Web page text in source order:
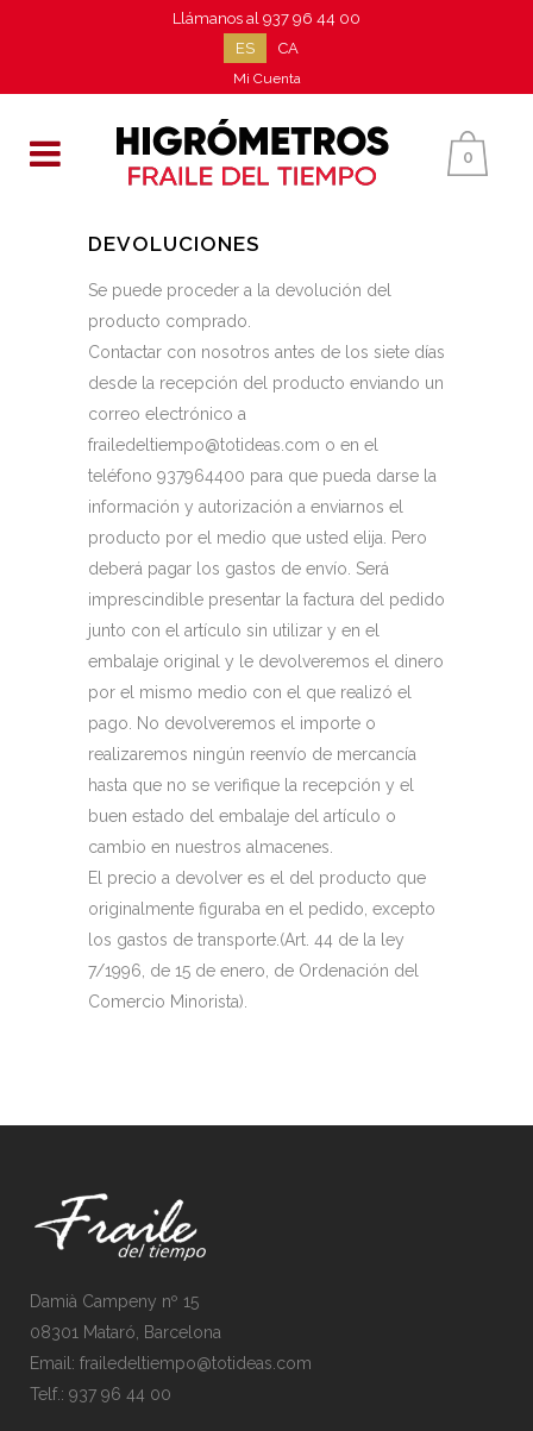
Llámanos al 937 96 44 00
ES
CA
Mi Cuenta
0
DEVOLUCIONES
Se puede proceder a la devolución del
producto comprado.
Contactar con nosotros antes de los siete días
desde la recepción del producto enviando un
correo electrónico a
frailedeltiempo@totideas.com o en el
teléfono 937964400 para que pueda darse la
información y autorización a enviarnos el
producto por el medio que usted elija. Pero
deberá pagar los gastos de envío. Será
imprescindible presentar la factura del pedido
junto con el artículo sin utilizar y en el
embalaje original y le devolveremos el dinero
por el mismo medio con el que realizó el
pago. No devolveremos el importe o
realizaremos ningún reenvío de mercancía
hasta que no se verifique la recepción y el
buen estado del embalaje del artículo o
cambio en nuestros almacenes.
El precio a devolver es el del producto que
originalmente figuraba en el pedido, excepto
los gastos de transporte.(Art. 44 de la ley
7/1996, de 15 de enero, de Ordenación del
Comercio Minorista).
Damià Campeny nº 15
08301 Mataró, Barcelona
Email: frailedeltiempo@totideas.com
Telf.: 937 96 44 00